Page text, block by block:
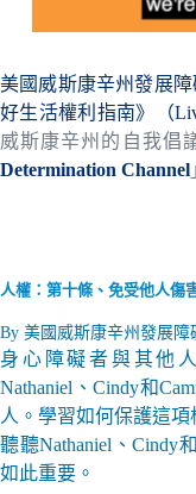
美國威斯康辛州發展障
好生活權利指南》（
威斯康辛州的自我倡
Determination Channel
人權： 第十條、免受他人傷
By 美國威斯康辛州發展障
身心障礙者與其他
Nathaniel、Cindy和
人。學習如何保護這
聽聽Nathaniel、Cindy
如此重要。